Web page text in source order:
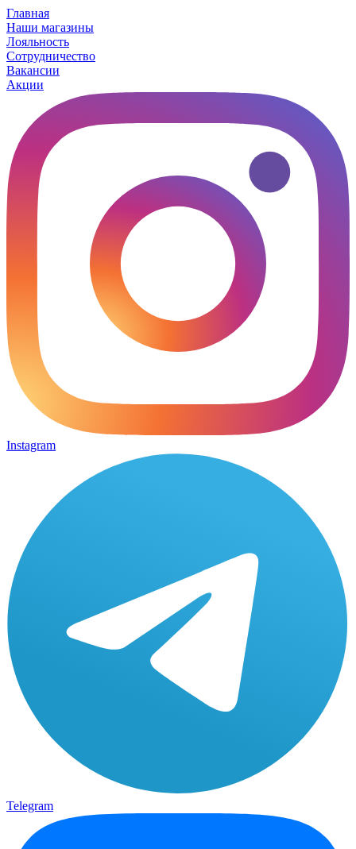
Главная
Наши магазины
Лояльность
Сотрудничество
Вакансии
Акции
Instagram
Telegram